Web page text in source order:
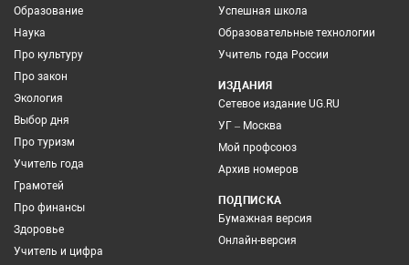
Образование
Наука
Про культуру
Про закон
Экология
Выбор дня
Про туризм
Учитель года
Грамотей
Про финансы
Здоровье
Учитель и цифра
Успешная школа
Образовательные технологии
Учитель года России
ИЗДАНИЯ
Сетевое издание UG.RU
УГ – Москва
Мой профсоюз
Архив номеров
ПОДПИСКА
Бумажная версия
Онлайн-версия